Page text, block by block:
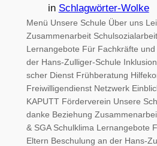
in Schlagwörter-Wolke
Menü Unse­re Schule Über uns
Zusam­men­ar­beit
Lern­an­ge­bo­te Für Fach­kräf­te
der Hans-Zulliger-Schule
scher Dienst Früh­be­ra­tung
Freiwilligendienst Netz­werk
KAPUTT För­der­ver­ein Unse­re
dan­ke Beziehung
& SGA Schul­kli­ma Lern­an­ge­bo­te
Eltern Beschu­lung an der Hans-